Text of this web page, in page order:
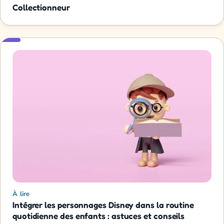
Collectionneur
À lire
Intégrer les personnages Disney dans la routine
quotidienne des enfants : astuces et conseils